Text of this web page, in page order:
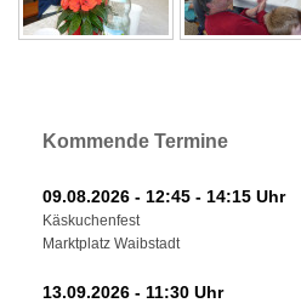
Kommende Termine
09.08.2026 - 12:45 - 14:15 Uhr
Käskuchenfest
Marktplatz Waibstadt
13.09.2026 - 11:30 Uhr